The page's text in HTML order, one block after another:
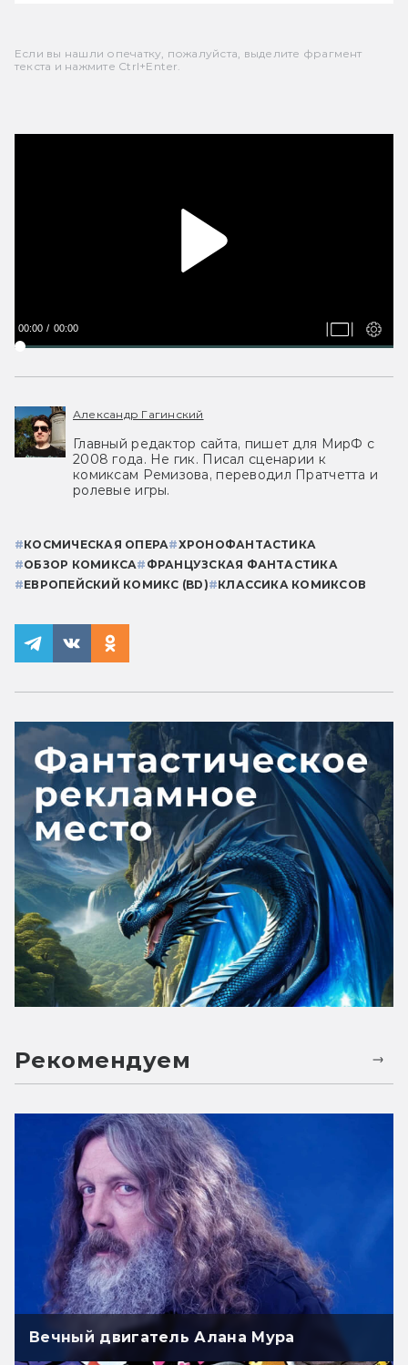
Если вы нашли опечатку, пожалуйста, выделите фрагмент
текста и нажмите Ctrl+Enter.
00:00 00:00
Александр Гагинский
Главный редактор сайта, пишет для МирФ с
2008 года. Не гик. Писал сценарии к
комиксам Ремизова, переводил Пратчетта и
ролевые игры.
#КОСМИЧЕСКАЯ ОПЕРА#ХРОНОФАНТАСТИКА
#ОБЗОР КОМИКСА# ФРАНЦУЗСКАЯ ФАНТАСТИКА
#ЕВРОПЕЙСКИЙ КОМИКС (BD)#КЛАССИКА КОМИКСОВ
Рекомендуем
Вечный двигатель Алана Мура